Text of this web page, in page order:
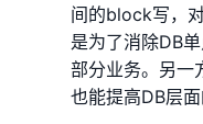
间的block写，
是为了消除DB
部分业务。另一
也能提高DB层面